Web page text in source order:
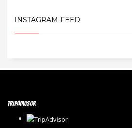
INSTAGRAM-FEED
TRIPADVISOR